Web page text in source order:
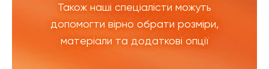
Також наші спеціалісти можуть
допомогти вірно обрати розміри,
матеріали та додаткові опції